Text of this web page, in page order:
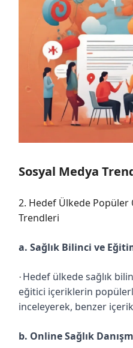
Sosyal Medya
2. Hedef Ülkede Popüler
Trendleri
a. Sağlık Bilinci ve
· Hedef ülkede sağlık
eğitici içeriklerin
inceleyerek, benzer
b. Online Sağlık